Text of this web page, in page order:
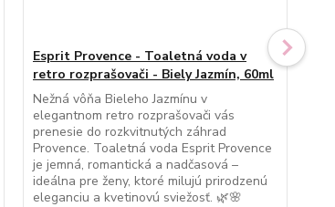
Esprit Provence - Toaletná voda v
retro rozprašovači - Biely Jazmín, 60ml
Nežná vôňa Bieleho Jazmínu v
elegantnom retro rozprašovači vás
prenesie do rozkvitnutých záhrad
Provence. Toaletná voda Esprit Provence
je jemná, romantická a nadčasová –
ideálna pre ženy, ktoré milujú prirodzenú
eleganciu a kvetinovú sviežosť. 🌿🌸